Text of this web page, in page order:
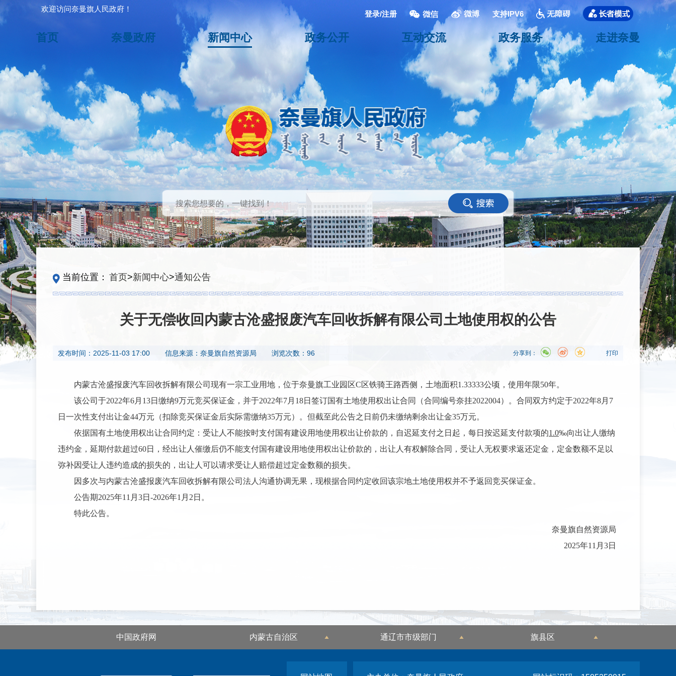
欢迎访问奈曼旗人民政府！
登录/注册 支持IPV6
首页 奈曼政府 新闻中心 政务公开 互动交流 政务服务 走进奈曼
当前位置： 首页>新闻中心>通知公告
关于无偿收回内蒙古沧盛报废汽车回收拆解有限公司土地使用权的公告
发布时间： 2025-11-03 17:00 信息来源： 奈曼旗自然资源局 浏览次数：96 打印
分享到：
内蒙古沧盛报废汽车回收拆解有限公司 现有一宗工业用地， 位于奈曼旗工业园区C区铁骑王路西侧 ，土地面积1.33333公顷，使用年限50年。
该公司于2022年6月13日缴纳9万元竞买保证金， 并于2022年7月18日签订国有土地使用权出让合同（合同编号奈挂2022004）。合同双方约定于2022年8月7
日一次性支付出让金44万元（扣除竞买保证金后实际需缴纳35万元）。但截至此公告之日前仍未缴纳剩余出让金35万元。
依据国有土地使用权出让合同约定 ： 受让人不能按时支付国有建设用地使用权出让价款的，自迟延支付之日起，每日按迟延支付款项的1.0‰向出让人缴纳
违约金，延期付款超过60日，经出让人催缴后仍不能支付国有建设用地使用权出让价款的，出让人有权解除合同，受让人无权要求返还定金， 定金数额不足以
弥补因受让人违约造成的损失的， 出让人 可以请求受让人赔偿超过定金数额的损失。
因多次与内蒙古沧盛报废汽车回收拆解有限公司 法人沟通协调无果，现根据合同约定收回该宗地土地使用权并不予返回竞买保证金。
公告期2025年11月3日-2026年1月2日。
特此公告。
奈曼旗自然资源局
2025年11月3日
中国政府网 内蒙古自治区 通辽市市级部门 旗县区